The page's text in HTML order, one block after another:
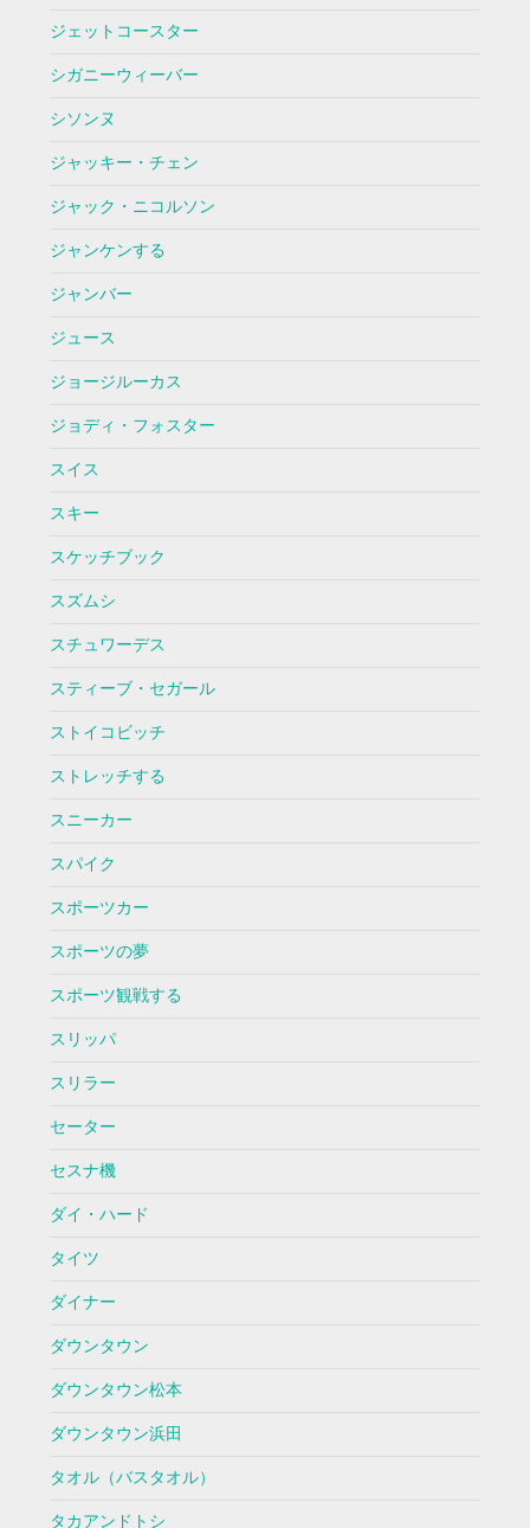
ジェットコースター
シガニーウィーバー
シソンヌ
ジャッキー・チェン
ジャック・ニコルソン
ジャンケンする
ジャンバー
ジュース
ジョージルーカス
ジョディ・フォスター
スイス
スキー
スケッチブック
スズムシ
スチュワーデス
スティーブ・セガール
ストイコビッチ
ストレッチする
スニーカー
スパイク
スポーツカー
スポーツの夢
スポーツ観戦する
スリッパ
スリラー
セーター
セスナ機
ダイ・ハード
タイツ
ダイナー
ダウンタウン
ダウンタウン松本
ダウンタウン浜田
タオル（バスタオル）
タカアンドトシ